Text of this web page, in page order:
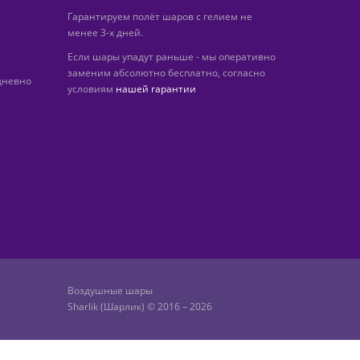
Гарантируем полёт шаров с гелием не
менее 3-х дней.
Если шары упадут раньше - мы оперативно
заменим абсолютно бесплатно, согласно
условиям нашей гарантии
Воздушные шары
Sharlik (Шарлик) © 2016 – 2026